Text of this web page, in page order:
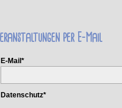
per E-Mail
E-Mail*
Datenschutz*